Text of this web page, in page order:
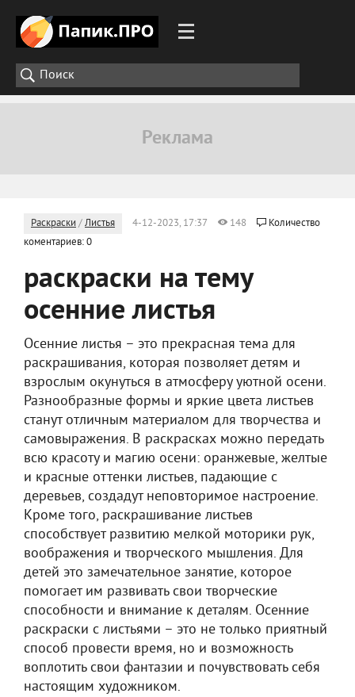
Раскраски /Листья 4-12-2023, 17:37 148
Количество
коментариев: 0
раскраски на тему
осенние листья
Осенние листья – это прекрасная тема для
раскрашивания, которая позволяет детям и
взрослым окунуться в атмосферу уютной осени.
Разнообразные формы и яркие цвета листьев
станут отличным материалом для творчества и
самовыражения. В раскрасках можно передать
всю красоту и магию осени: оранжевые, желтые
и красные оттенки листьев, падающие с
деревьев, создадут неповторимое настроение.
Кроме того, раскрашивание листьев
способствует развитию мелкой моторики рук,
воображения и творческого мышления. Для
детей это замечательное занятие, которое
помогает им развивать свои творческие
способности и внимание к деталям. Осенние
раскраски с листьями – это не только приятный
способ провести время, но и возможность
воплотить свои фантазии и почувствовать себя
настоящим художником.